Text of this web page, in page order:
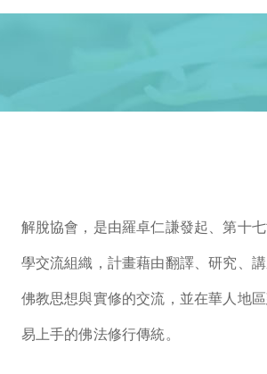
解脫協會，是由羅卓仁謙發起、第十
學交流組織，計畫藉由翻譯、研究、
佛教思想與實修的交流，並在華人地
易上手的佛法修行傳統。